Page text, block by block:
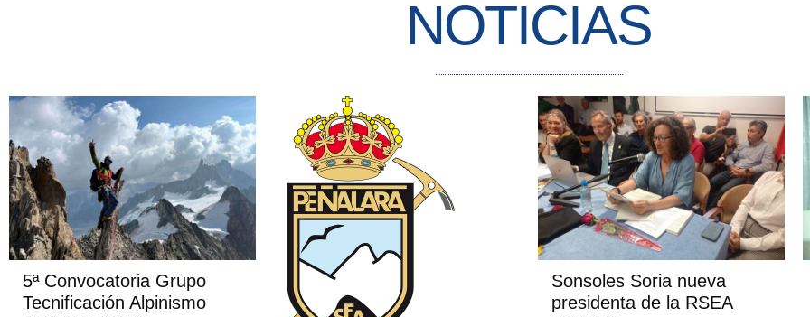
NOTICIAS
5ª Convocatoria Grupo
Tecnificación Alpinismo
Sonsoles Soria nueva
presidenta de la RSEA